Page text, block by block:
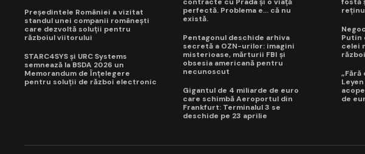
Președintele României a vizitat
standul unei companii românești
care dezvoltă soluții pentru
războiul viitorului
STARC4SYS și URC Systems
semnează la BSDA 2026 un
Memorandum de Înțelegere
pentru soluții de război electronic
perfectă. Problema e... că nu
există.
Pentagonul deschide arhiva
secretă a OZN-urilor: imagini
misterioase, mărturii FBI și
obsesia americană pentru
necunoscut
Gigantul de 4 miliarde de euro
care schimbă Aeroportul din
Frankfurt: Terminalul 3 se
deschide pe 23 aprilie
Putin
celei
război
„Fără
de